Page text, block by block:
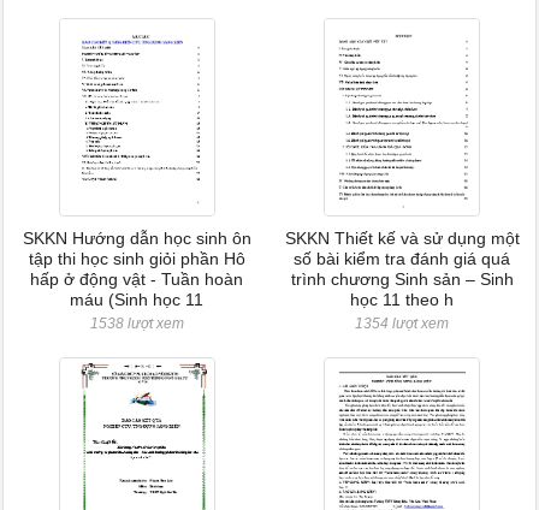
SKKN Hướng dẫn học sinh ôn
tập thi học sinh giỏi phần Hô
hấp ở động vật - Tuần hoàn
máu (Sinh học 11
1538 lượt xem
SKKN Thiết kế và sử dụng một
số bài kiểm tra đánh giá quá
trình chương Sinh sản – Sinh
học 11 theo h
1354 lượt xem